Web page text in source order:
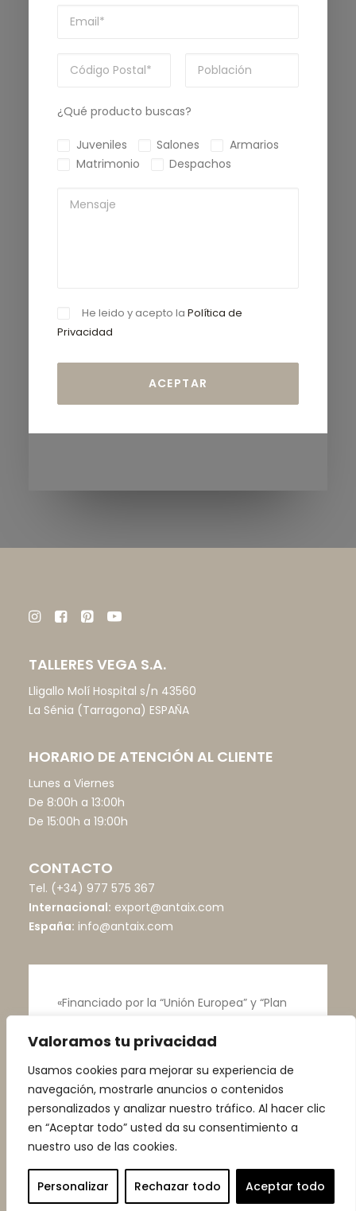
Valoramos tu privacidad
Usamos cookies para mejorar su experiencia de
navegación, mostrarle anuncios o contenidos
personalizados y analizar nuestro tráfico. Al hacer clic
en “Aceptar todo” usted da su consentimiento a
nuestro uso de las cookies.
Personalizar Rechazar todo Aceptar todo
¿Qué producto buscas?
Juveniles Salones
Armarios
Matrimonio
Despachos
He leido y acepto laPolítica de
Privacidad
TALLERES VEGA S.A.
Lligallo Molí Hospital s/n 43560
La Sénia (Tarragona) ESPAÑA
HORARIO DE ATENCIÓN AL CLIENTE
Lunes a Viernes
De 8:00h a 13:00h
De 15:00h a 19:00h
CONTACTO
Tel. (+34) 977 575 367
Internacional: export@antaix.com
España: info@antaix.com
«Financiado por la “Unión Europea” y “Plan
Privacidad|Política de Cookies